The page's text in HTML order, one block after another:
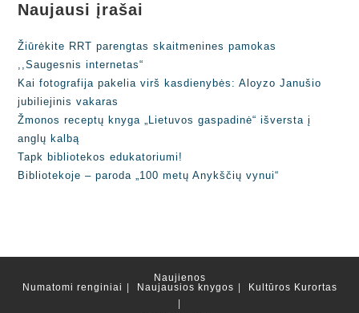
Naujausi įrašai
Žiūrėkite RRT parengtas skaitmenines pamokas
,,Saugesnis internetas“
Kai fotografija pakelia virš kasdienybės: Aloyzo Janušio
jubiliejinis vakaras
Žmonos receptų knyga „Lietuvos gaspadinė“ išversta į
anglų kalbą
Tapk bibliotekos edukatoriumi!
Bibliotekoje – paroda „100 metų Anykščių vynui“
Naujienos
Numatomi renginiai
Naujausios knygos Kultūros Kurortas